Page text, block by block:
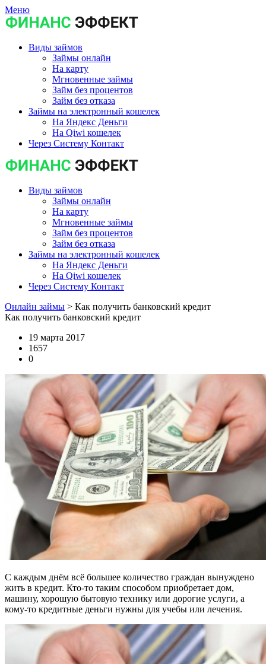
Меню
Виды займов
Займы онлайн
На карту
Мгновенные займы
Займ без процентов
Займ без отказа
Займы на электронный кошелек
На Яндекс Деньги
На Qiwi кошелек
Через Систему Контакт
Виды займов
Займы онлайн
На карту
Мгновенные займы
Займ без процентов
Займ без отказа
Займы на электронный кошелек
На Яндекс Деньги
На Qiwi кошелек
Через Систему Контакт
Онлайн займы > Как получить банковский кредит
Как получить банковский кредит
19 марта 2017
1657
0
С каждым днём всё большее количество граждан вынуждено
жить в кредит. Кто-то таким способом приобретает дом,
машину, хорошую бытовую технику или дорогие услуги, а
кому-то кредитные деньги нужны для учебы или лечения.